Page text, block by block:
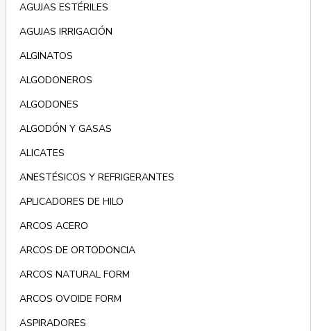
AGUJAS ESTÉRILES
AGUJAS IRRIGACIÓN
ALGINATOS
ALGODONEROS
ALGODONES
ALGODÓN Y GASAS
ALICATES
ANESTÉSICOS Y REFRIGERANTES
APLICADORES DE HILO
ARCOS ACERO
ARCOS DE ORTODONCIA
ARCOS NATURAL FORM
ARCOS OVOIDE FORM
ASPIRADORES